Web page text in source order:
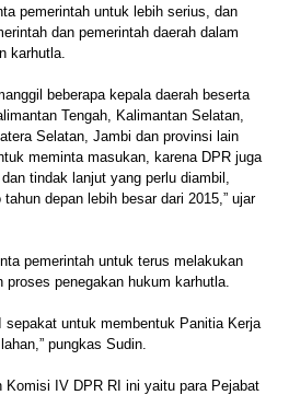
pemerintah untuk lebih serius, dan
dan pemerintah daerah dalam
karhutla.
beberapa kepala daerah beserta
Tengah, Kalimantan Selatan,
Selatan, Jambi dan provinsi lain
meminta masukan, karena DPR juga
tindak lanjut yang perlu diambil,
depan lebih besar dari 2015,” ujar
pemerintah untuk terus melakukan
proses penegakan hukum karhutla.
sepakat untuk membentuk Panitia Kerja
pungkas Sudin.
Komisi IV DPR RI ini yaitu para Pejabat